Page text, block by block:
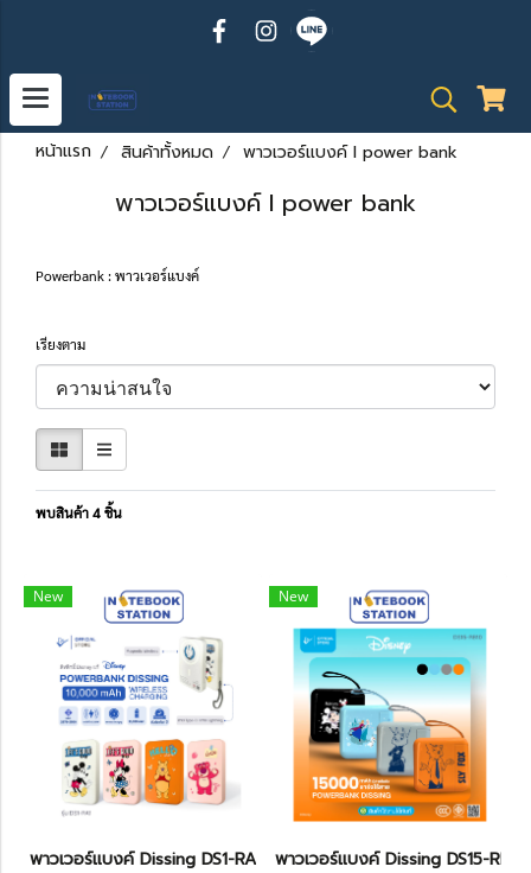
หน้าแรก สินค้าทั้งหมด พาวเวอร์แบงค์ l power bank
พาวเวอร์แบงค์ l power bank
Powerbank : พาวเวอร์แบงค์
เรียงตาม
พบสินค้า 4 ชิ้น
New
พาวเวอร์แบงค์ Dissing DS1-RA1 พาวเวอร์แบงค์ Wireless ลิขสิทธิ์แ
New
พาวเวอร์แบงค์ Dissing DS15-